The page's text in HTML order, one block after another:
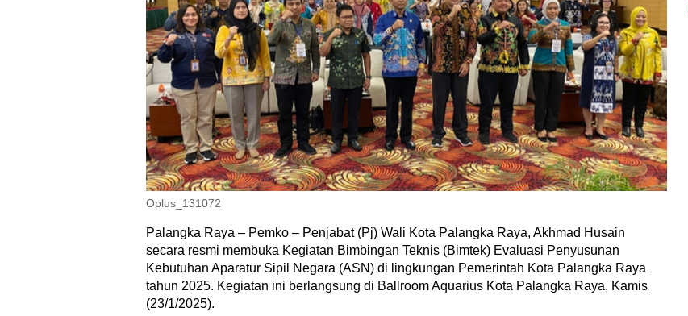
Oplus_131072
Palangka Raya – Pemko – Penjabat (Pj) Wali Kota Palangka Raya, Akhmad Husain
secara resmi membuka Kegiatan Bimbingan Teknis (Bimtek) Evaluasi Penyusunan
Kebutuhan Aparatur Sipil Negara (ASN) di lingkungan Pemerintah Kota Palangka Raya
tahun 2025. Kegiatan ini berlangsung di Ballroom Aquarius Kota Palangka Raya, Kamis
(23/1/2025).